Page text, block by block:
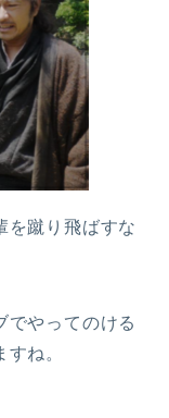
を蹴り飛ばすな
でやってのける
ね。